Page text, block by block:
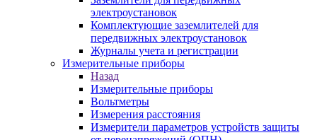
электроустановок
Комплектующие заземлителей для
передвижных электроустановок
Журналы учета и регистрации
Измерительные приборы
Назад
Измерительные приборы
Вольтметры
Измерения расстояния
Измерители параметров устройств защиты